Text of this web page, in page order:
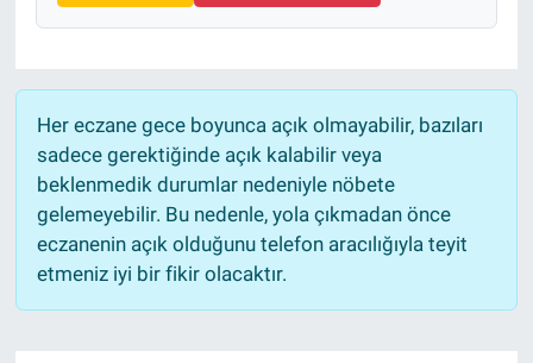
Her eczane gece boyunca açık olmayabilir, bazıları
sadece gerektiğinde açık kalabilir veya
beklenmedik durumlar nedeniyle nöbete
gelemeyebilir. Bu nedenle, yola çıkmadan önce
eczanenin açık olduğunu telefon aracılığıyla teyit
etmeniz iyi bir fikir olacaktır.